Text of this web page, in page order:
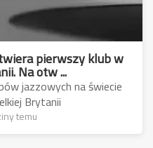
pierwszy klub w
Na otw ...
jazzowych na świecie
Brytanii
temu